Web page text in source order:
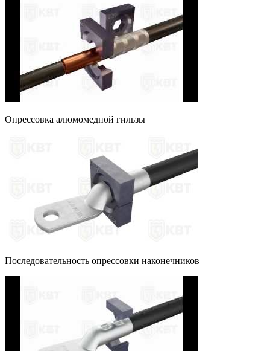
Опрессовка алюмомедной гильзы
Последовательность опрессовки наконечников